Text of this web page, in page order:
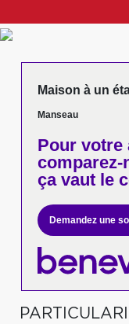
Maison à un
Manseau
Pour votre
comparez-
ça vaut le
Demandez une